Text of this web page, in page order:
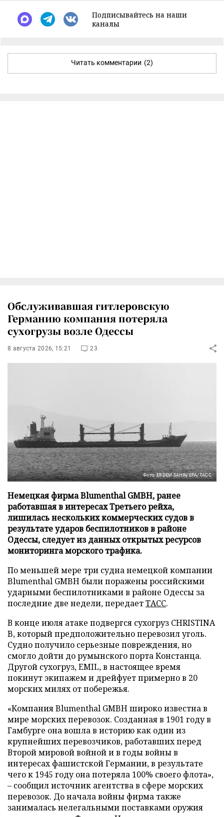
Подписывайтесь на наши
каналы
Читать комментарии (2)
Обслуживавшая гитлеровскую
Германию компания потеряла
сухогрузы возле Одессы
8 августа 2026, 15:21 23
Фото: ERDEM SAHIN/EPA/ТАСС
Немецкая фирма Blumenthal GMBH, ранее
работавшая в интересах Третьего рейха,
лишилась нескольких коммерческих судов в
результате ударов беспилотников в районе
Одессы, следует из данных открытых ресурсов
мониторинга морского трафика.
По меньшей мере три судна немецкой компании
Blumenthal GMBH были поражены российскими
ударными беспилотниками в районе Одессы за
последние две недели, передаетТАСС.
В конце июля атаке подвергся сухогруз CHRISTINA
B, который предположительно перевозил уголь.
Судно получило серьезные повреждения, но
смогло дойти до румынского порта Констанца.
Другой сухогруз, EMIL, в настоящее время
покинут экипажем и дрейфует примерно в 20
морских милях от побережья.
«Компания Blumenthal GMBH широко известна в
мире морских перевозок. Созданная в 1901 году в
Гамбурге она вошла в историю как один из
крупнейших перевозчиков, работавших перед
Второй мировой войной и в годы войны в
интересах фашистской Германии, в результате
чего к 1945 году она потеряла 100% своего флота»,
– сообщил источник агентства в сфере морских
перевозок. До начала войны фирма также
занималась нелегальными поставками оружия